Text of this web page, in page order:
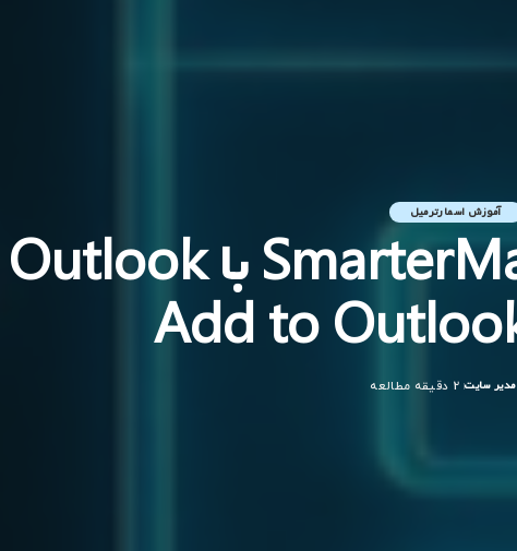
آموزش اسمارترمیل
مدیر سایت 2 دقیقه مطالعه